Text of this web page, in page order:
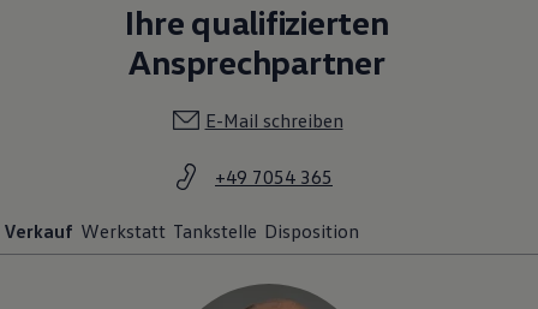
Ihre qualifizierten
Ansprechpartner
E-Mail schreiben
+49 7054 365
Verkauf Werkstatt Tankstelle Disposition